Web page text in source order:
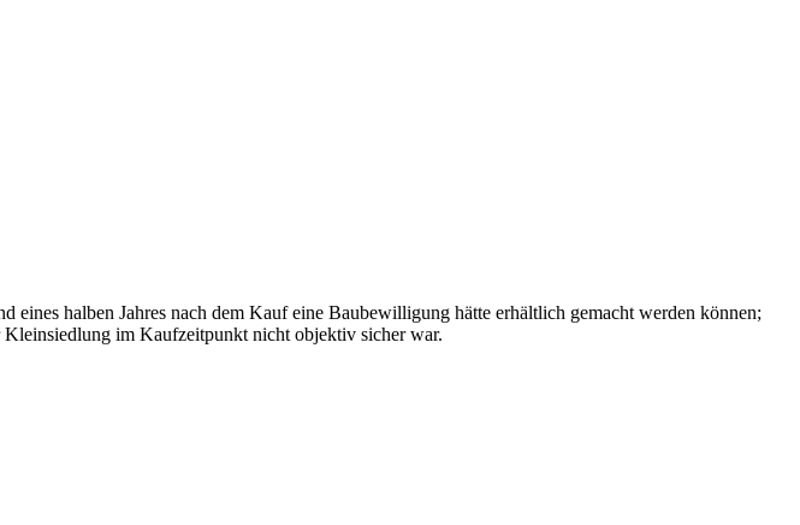
halben Jahres nach dem Kauf eine Baubewilligung hätte erhältlich gemacht werden können;
im Kaufzeitpunkt nicht objektiv sicher war.